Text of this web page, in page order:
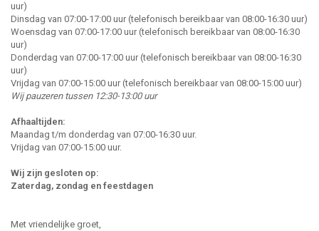
uur)
Dinsdag van 07:00-17:00 uur (telefonisch bereikbaar van 08:00-16:30 uur)
Woensdag van 07:00-17:00 uur (telefonisch bereikbaar van 08:00-16:30
uur)
Donderdag van 07:00-17:00 uur (telefonisch bereikbaar van 08:00-16:30
uur)
Vrijdag van 07:00-15:00 uur (telefonisch bereikbaar van 08:00-15:00 uur)
Wij pauzeren tussen 12:30-13:00 uur
Afhaaltijden:
Maandag t/m donderdag van 07:00-16:30 uur.
Vrijdag van 07:00-15:00 uur.
Wij zijn gesloten op:
Zaterdag, zondag en feestdagen
Met vriendelijke groet,